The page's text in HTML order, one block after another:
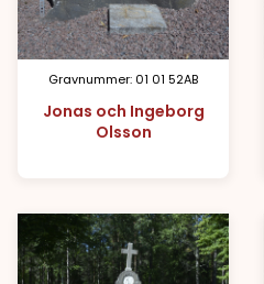
Gravnummer: 01 01 52AB
Jonas och Ingeborg
Olsson